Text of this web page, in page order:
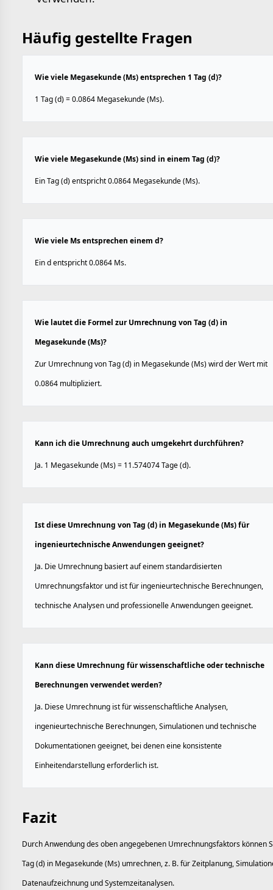
Häufig gestellte Fragen
Wie viele Megasekunde (Ms) entsprechen 1 Tag (d)?
1 Tag (d) = 0.0864 Megasekunde (Ms).
Wie viele Megasekunde (Ms) sind in einem Tag (d)?
Ein Tag (d) entspricht 0.0864 Megasekunde (Ms).
Wie viele Ms entsprechen einem d?
Ein d entspricht 0.0864 Ms.
Wie lautet die Formel zur Umrechnung von Tag (d) in
Megasekunde (Ms)?
Zur Umrechnung von Tag (d) in Megasekunde (Ms) wird der Wert mit
0.0864 multipliziert.
Kann ich die Umrechnung auch umgekehrt durchführen?
Ja. 1 Megasekunde (Ms) = 11.574074 Tage (d).
Ist diese Umrechnung von Tag (d) in Megasekunde (Ms) für
ingenieurtechnische Anwendungen geeignet?
Ja. Die Umrechnung basiert auf einem standardisierten
Umrechnungsfaktor und ist für ingenieurtechnische Berechnungen,
technische Analysen und professionelle Anwendungen geeignet.
Kann diese Umrechnung für wissenschaftliche oder technische
Berechnungen verwendet werden?
Ja. Diese Umrechnung ist für wissenschaftliche Analysen,
ingenieurtechnische Berechnungen, Simulationen und technische
Dokumentationen geeignet, bei denen eine konsistente
Einheitendarstellung erforderlich ist.
Fazit
Durch Anwendung des oben angegebenen Umrechnungsfaktors können
Tag (d) in Megasekunde (Ms) umrechnen, z. B. für Zeitplanung,
Datenaufzeichnung und Systemzeitanalysen.